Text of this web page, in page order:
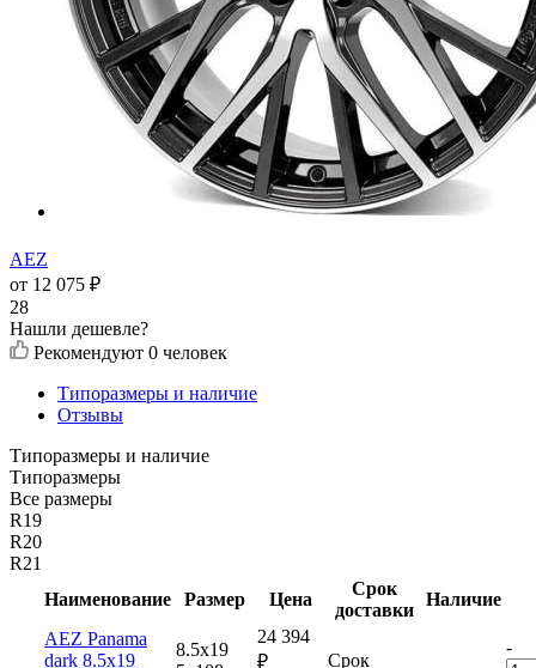
AEZ
от 12 075 ₽
28
Нашли дешевле?
Рекомендуют 0 человек
Типоразмеры и наличие
Отзывы
Типоразмеры и наличие
Типоразмеры
Все размеры
R19
R20
R21
Наименование
Размер Цена
Срок
доставки
Наличие
AEZ Panama
dark 8.5x19
8.5x19
24 394
₽
Срок
-